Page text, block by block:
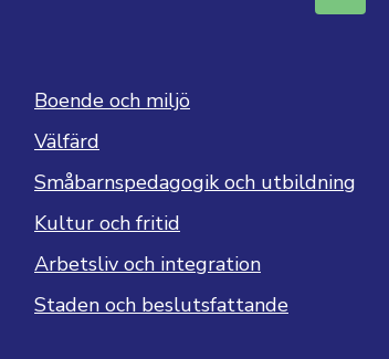
Boende och miljö
Välfärd
Småbarnspedagogik och utbildning
Kultur och fritid
Arbetsliv och integration
Staden och beslutsfattande